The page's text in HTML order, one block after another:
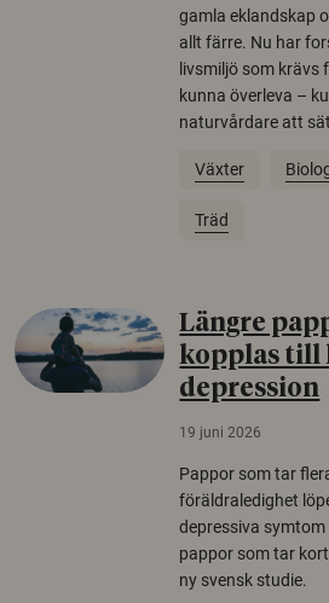
gamla eklandskap
allt färre. Nu har
livsmiljö som krävs
kunna överleva –
naturvårdare att
Växter
Träd
Längre
kopplas till
depression
19 juni 2026
Pappor som tar
föräldraledighet
depressiva
pappor som tar
ny svensk studie.